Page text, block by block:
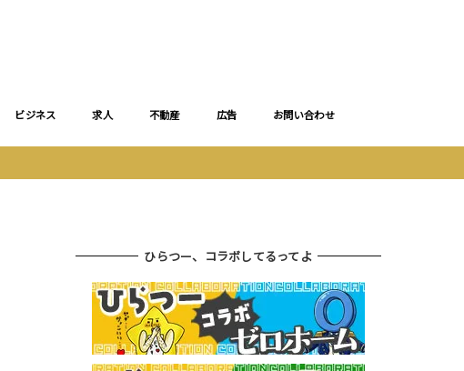
ビジネス 求人 不動産 広告 お問い合わせ
ひらつー、コラボしてるってよ